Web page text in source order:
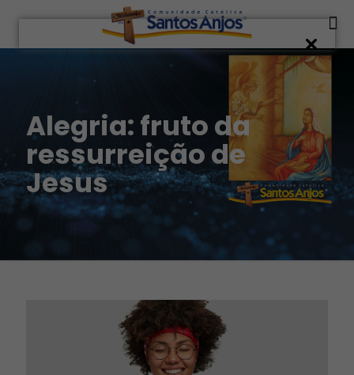
Alegria: fruto da
ressurreição de
Jesus